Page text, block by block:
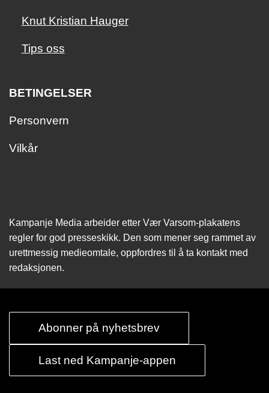
Knut Kristian Hauger
Tips oss
BETINGELSER
Personvern
Vilkår
Kampanje Media arbeider etter Vær Varsom-plakatens
regler for god presseskikk. Den som mener seg rammet av
urettmessig medie­omtale, oppfordres til å ta kontakt med
redaksjonen.
Abonner på nyhetsbrev
Last ned Kampanje-appen